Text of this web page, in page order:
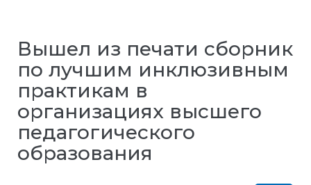
Вышел из печати сборник
по лучшим инклюзивным
практикам в
организациях высшего
педагогического
образования